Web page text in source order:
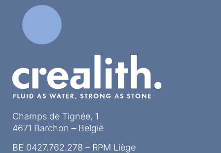
Champs de Tignée, 1
4671 Barchon – België
BE 0427.762.278 – RPM Liège